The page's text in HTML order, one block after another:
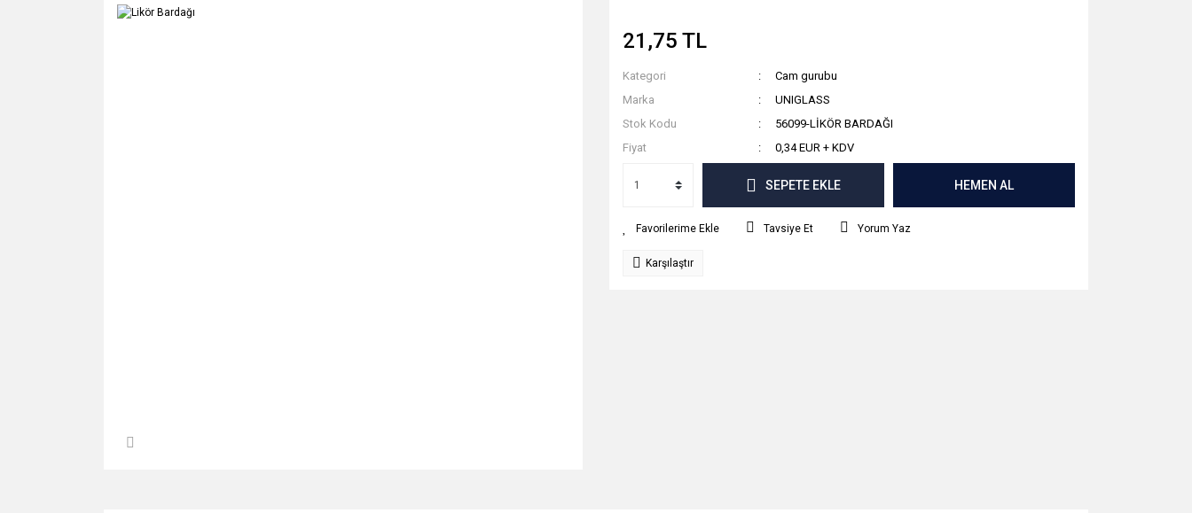
21,75 TL
Kategori
Cam gurubu
Marka
UNIGLASS
Stok Kodu
56099-LİKÖR BARDAĞI
Fiyat
0,34 EUR + KDV
SEPETE EKLE HEMEN AL
Tavsiye Et Yorum Yaz
Karşılaştır